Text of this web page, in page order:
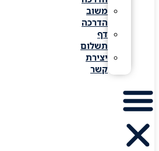
משוב
הדרכה
דף
תשלום
יצירת